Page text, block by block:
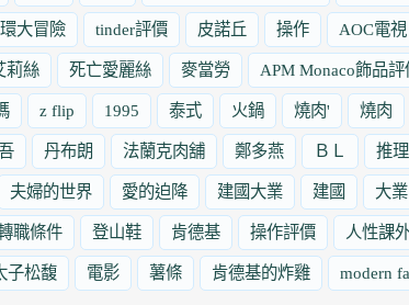
大冒險 tinder評價 皮諾丘 操作 AOC電視
莉絲 死亡愛麗絲 麥當勞 APM Monaco飾品評
z flip 1995 泰式 火鍋 燒肉' 燒肉
丹布朗 法蘭克肉舖 鄭多燕 ＢＬ 推
夫婦的世界 愛的迫降 建國大業 建國 大業
職條件 登山鞋 肯德基 操作評價 人性課
子松馥 電影 薯條 肯德基的炸雞 modern